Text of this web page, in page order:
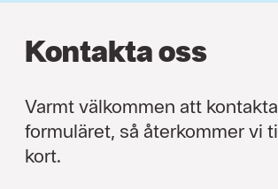
Kontakta oss
Varmt välkommen att
formuläret, så återkommer vi
kort.